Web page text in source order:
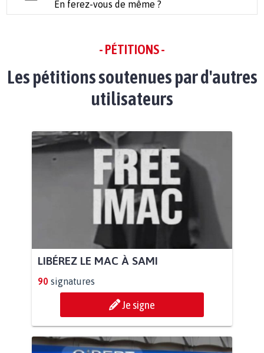
En ferez-vous de même ?
- PÉTITIONS -
Les pétitions soutenues par d'autres
utilisateurs
LIBÉREZ LE MAC À SAMI
90 signatures
Je signe